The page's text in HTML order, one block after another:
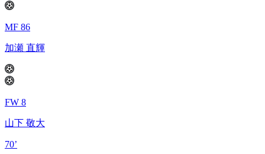
MF 86
加瀬 直輝
FW 8
山下 敬大
70’